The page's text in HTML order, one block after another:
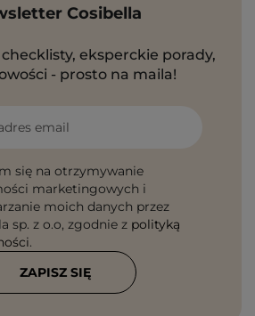
Cosibella
eksperckie porady,
- prosto na maila!
email
się na otrzymywanie
marketingowych i
moich danych przez
sp. z o.o, zgodnie z polityką
.
ZAPISZ SIĘ